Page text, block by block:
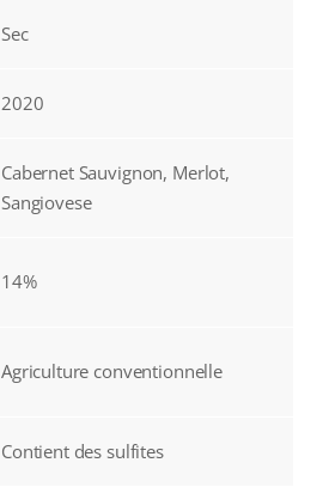
Sec
2020
Cabernet Sauvignon, Merlot,
Sangiovese
14%
Agriculture conventionnelle
Contient des sulfites